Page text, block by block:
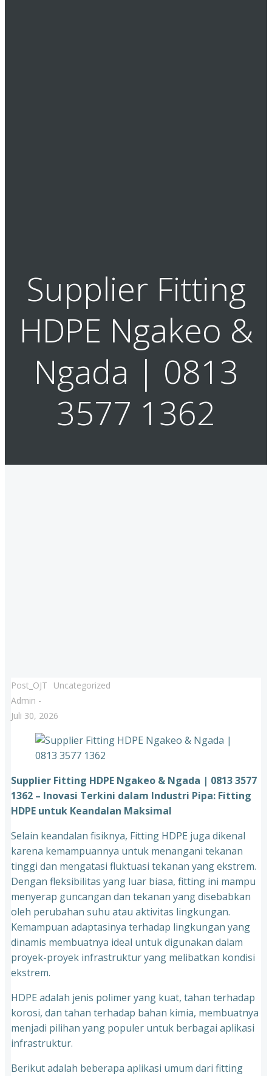
Supplier Fitting
HDPE Ngakeo &
Ngada | 0813
3577 1362
Post_OJT
Uncategorized
Admin -
Juli 30, 2026
Supplier Fitting HDPE Ngakeo & Ngada | 0813 3577
1362 – Inovasi Terkini dalam Industri Pipa: Fitting
HDPE untuk Keandalan Maksimal
Selain keandalan fisiknya, Fitting HDPE juga dikenal
karena kemampuannya untuk menangani tekanan
tinggi dan mengatasi fluktuasi tekanan yang ekstrem.
Dengan fleksibilitas yang luar biasa, fitting ini mampu
menyerap guncangan dan tekanan yang disebabkan
oleh perubahan suhu atau aktivitas lingkungan.
Kemampuan adaptasinya terhadap lingkungan yang
dinamis membuatnya ideal untuk digunakan dalam
proyek-proyek infrastruktur yang melibatkan kondisi
ekstrem.
HDPE adalah jenis polimer yang kuat, tahan terhadap
korosi, dan tahan terhadap bahan kimia, membuatnya
menjadi pilihan yang populer untuk berbagai aplikasi
infrastruktur.
Berikut adalah beberapa aplikasi umum dari fitting